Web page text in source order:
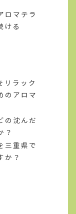
ロマテラ
ける
リラック
のアロマ
の沈んだ
？
三重県で
か？